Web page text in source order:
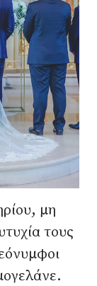
μη
τους